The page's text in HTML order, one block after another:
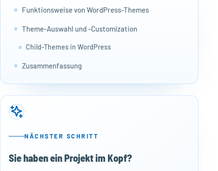
Funktionsweise von WordPress-Themes
Theme-Auswahl und -Customization
Child-Themes in WordPress
Zusammenfassung
NÄCHSTER SCHRITT
Sie haben ein Projekt im Kopf?